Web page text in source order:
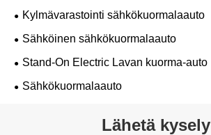
Kylmävarastointi sähkökuormalaauto
Sähköinen sähkökuormalaauto
Stand-On Electric Lavan kuorma-auto
Sähkökuormalaauto
Lähetä kysely